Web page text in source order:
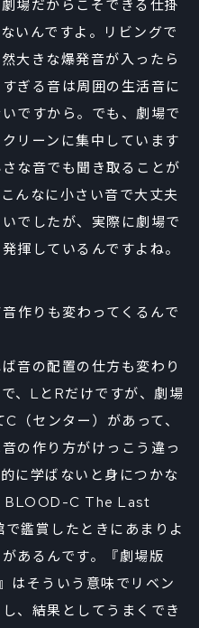
場だからこそできる仕掛
いんですよ。リビングで
大きな爆発音が入ったら
ぎる音は周囲の生活音に
ですから。でも、劇場で
リーンに集中しています
な音でも聞き取ることが
んなに小さい音で大丈夫
でしたが、実際に劇場で
揮しているんですよね。
音作りも変わってくるんで
音の配置の仕方も変わり
、LとRだけですが、劇場
（センター）があって、
の作り方がけっこう違っ
に学ばないと身につかな
BLOOD-C The Last
鑑賞したときにあまりよ
あるんです。『劇場版
はそういう意味でリベン
、結果としてうまくでき